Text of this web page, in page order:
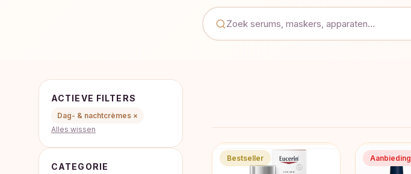
ACTIEVE FILTERS
Dag- & nachtcrèmes ×
Alles wissen
CATEGORIE
Bestseller Aanbieding